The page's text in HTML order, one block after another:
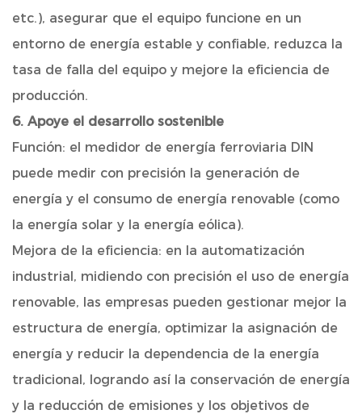
etc.), asegurar que el equipo funcione en un
entorno de energía estable y confiable, reduzca la
tasa de falla del equipo y mejore la eficiencia de
producción.
6. Apoye el desarrollo sostenible
Función: el medidor de energía ferroviaria DIN
puede medir con precisión la generación de
energía y el consumo de energía renovable (como
la energía solar y la energía eólica).
Mejora de la eficiencia: en la automatización
industrial, midiendo con precisión el uso de energía
renovable, las empresas pueden gestionar mejor la
estructura de energía, optimizar la asignación de
energía y reducir la dependencia de la energía
tradicional, logrando así la conservación de energía
y la reducción de emisiones y los objetivos de